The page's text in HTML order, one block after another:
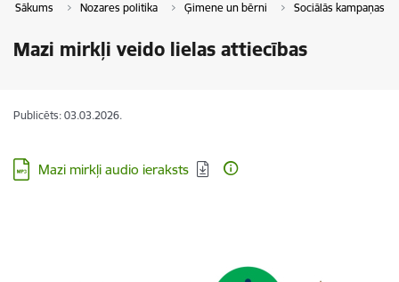
Sākums Nozares politika Ģimene un bērni Sociālās kampaņas
Mazi mirkļi veido lielas attiecības
Publicēts: 03.03.2026.
Lejupielādēt:
Mazi mirkļi audio ieraksts